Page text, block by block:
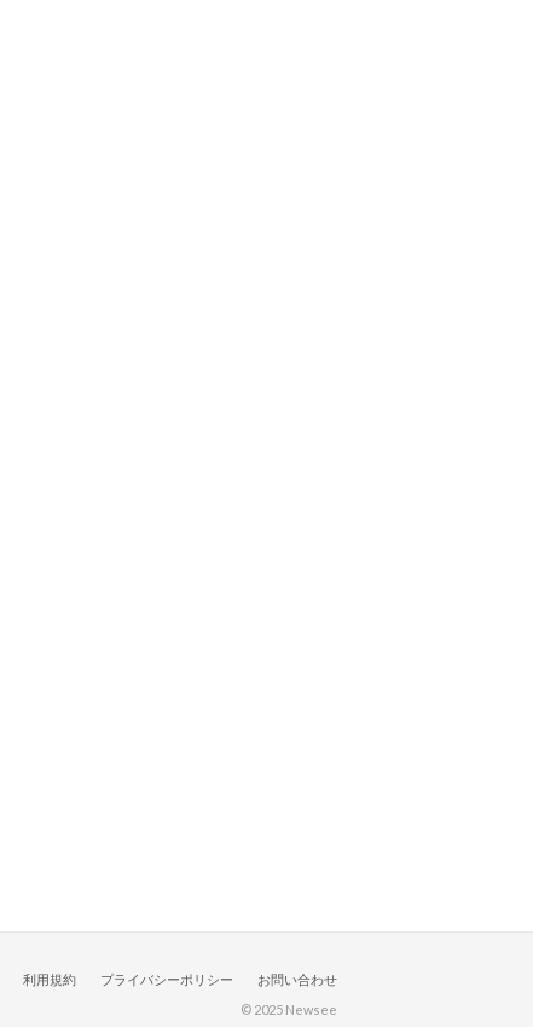
利用規約 プライバシーポリシー
お問い合わせ
© 2025 Newsee